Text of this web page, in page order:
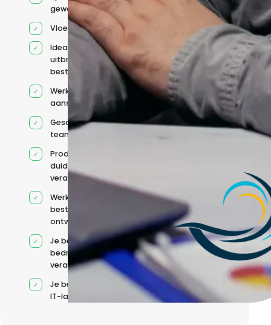
geworven profiel
Vloeiend Engels
Ideaal voor het
uitbreiden van
bestaande capaciteit
Werkt onder jouw
aansturing
Geschikt voor hybride
teams
Productcontext en
duidelijke
verantwoordelijkheden
Werkt binnen jouw
bestaande
ontwikkelteam
Je behoudt jouw
bedrijfs- en IT-
verantwoordelijkheden
Je beheert jouw eigen
IT-landschap